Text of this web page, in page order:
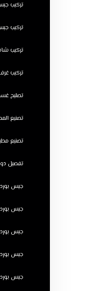
تركيب
تركيب
تركيب
تركيب
تصليح
تصنيع
تصنيع
تفصيل
جبس
جبس بورد
جبس
جبس
جبس بورد